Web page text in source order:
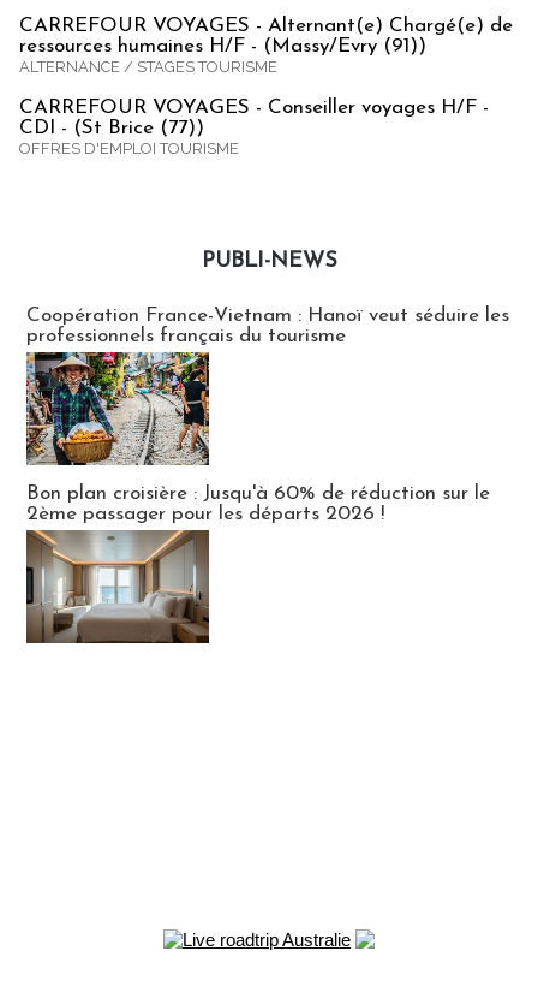
CARREFOUR VOYAGES - Alternant(e) Chargé(e) de
ressources humaines H/F - (Massy/Evry (91))
ALTERNANCE / STAGES TOURISME
CARREFOUR VOYAGES - Conseiller voyages H/F -
CDI - (St Brice (77))
OFFRES D'EMPLOI TOURISME
PUBLI-NEWS
Coopération France-Vietnam : Hanoï veut séduire les
professionnels français du tourisme
Bon plan croisière : Jusqu'à 60% de réduction sur le
2ème passager pour les départs 2026 !